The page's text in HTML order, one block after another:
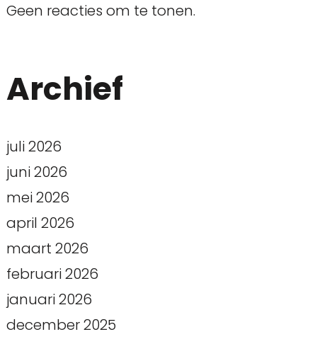
Geen reacties om te tonen.
Archief
juli 2026
juni 2026
mei 2026
april 2026
maart 2026
februari 2026
januari 2026
december 2025